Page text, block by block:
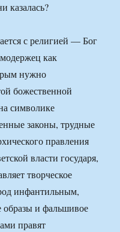
казалась?
с религией — Бог
как
нужно
божественной
символике
законы, трудные
правления
власти государя,
творческое
инфантильным,
образы и фальшивое
правят